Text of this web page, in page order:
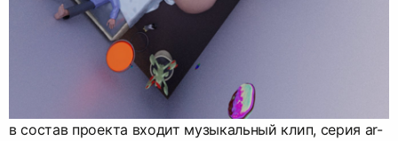
в состав проекта входит музыкальный клип, серия ar-